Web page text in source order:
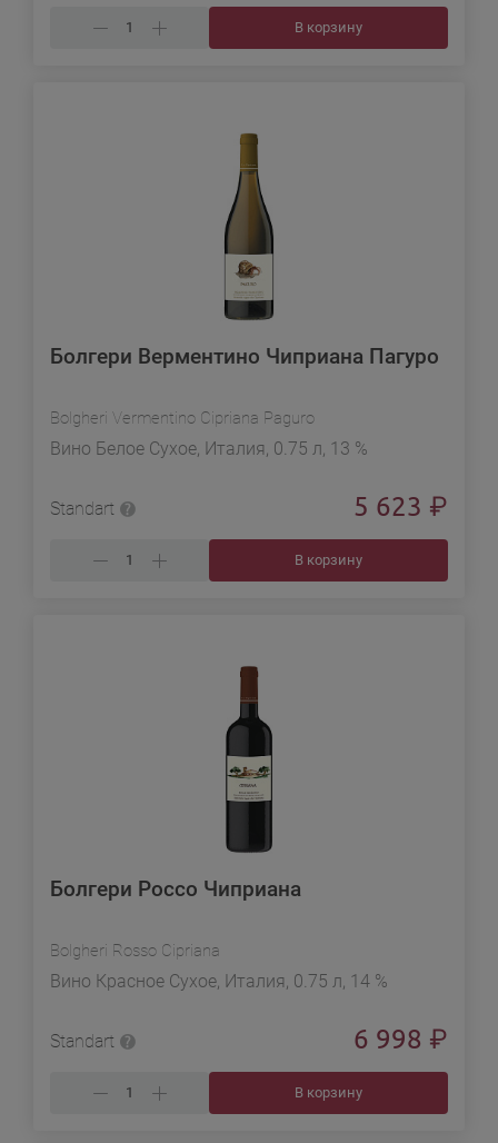
В корзину
Болгери Верментино Чиприана Пагуро
Bolgheri Vermentino Cipriana Paguro
Вино Белое Сухое, Италия, 0.75 л, 13 %
Standart 5 623 ₽
В корзину
Болгери Россо Чиприана
Bolgheri Rosso Cipriana
Вино Красное Сухое, Италия, 0.75 л, 14 %
Standart 6 998 ₽
В корзину